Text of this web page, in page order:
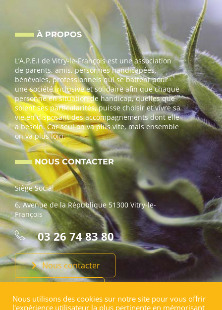
À PROPOS
L’A.P.E.I de Vitry-le-François est une association
de parents, amis, personnes handicapées,
bénévoles, professionnels qui se battent pour
une société inclusive et solidaire afin que chaque
personne en situation de handicap, quelles que
soient ses particularités, puisse choisir et vivre sa
vie en disposant des accompagnements dont elle
a besoin. Car seul on va plus vite, mais ensemble
on va plus loin.
NOUS CONTACTER
Siège Social
6, Avenue de la République 51300 Vitry-le-
François
03 26 74 83 80
Nous contacter
Nous utilisons des cookies sur notre site pour vous offrir
l'expérience utilisateur la plus pertinente en mémorisant